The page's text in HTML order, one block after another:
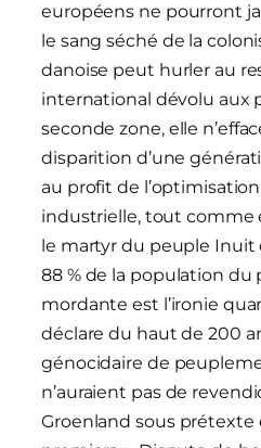
européens ne pourront
le sang séché de la
danoise peut hurler au
international dévolu aux
seconde zone, elle
disparition d’une
au profit de
industrielle, tout comme
le martyr du peuple
88 % de la population du
mordante est l’ironie
déclare du haut de 200
génocidaire de
n’auraient pas de
Groenland sous prétexte